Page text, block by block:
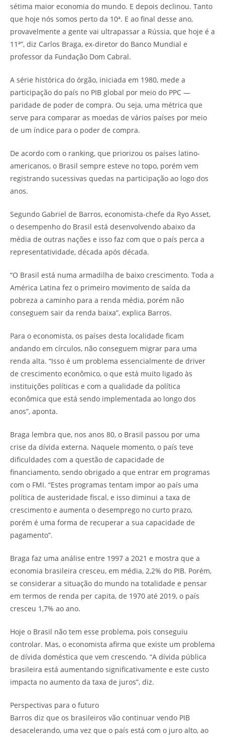
sétima maior economia do mundo. E depois declinou. Tanto
que hoje nós somos perto da 10ª. E ao final desse ano,
provavelmente a gente vai ultrapassar a Rússia, que hoje é a
11ª”, diz Carlos Braga, ex-diretor do Banco Mundial e
professor da Fundação Dom Cabral.
A série histórica do órgão, iniciada em 1980, mede a
participação do país no PIB global por meio do PPC —
paridade de poder de compra. Ou seja, uma métrica que
serve para comparar as moedas de vários países por meio
de um índice para o poder de compra.
De acordo com o ranking, que priorizou os países latino-
americanos, o Brasil sempre esteve no topo, porém vem
registrando sucessivas quedas na participação ao logo dos
anos.
Segundo Gabriel de Barros, economista-chefe da Ryo Asset,
o desempenho do Brasil está desenvolvendo abaixo da
média de outras nações e isso faz com que o país perca a
representatividade, década após década.
“O Brasil está numa armadilha de baixo crescimento. Toda a
América Latina fez o primeiro movimento de saída da
pobreza a caminho para a renda média, porém não
conseguem sair da renda baixa”, explica Barros.
Para o economista, os países desta localidade ficam
andando em círculos, não conseguem migrar para uma
renda alta. “Isso é um problema essencialmente de driver
de crescimento econômico, o que está muito ligado às
instituições políticas e com a qualidade da política
econômica que está sendo implementada ao longo dos
anos”, aponta.
Braga lembra que, nos anos 80, o Brasil passou por uma
crise da dívida externa. Naquele momento, o país teve
dificuldades com a questão de capacidade de
financiamento, sendo obrigado a que entrar em programas
com o FMI. “Estes programas tentam impor ao país uma
política de austeridade fiscal, e isso diminui a taxa de
crescimento e aumenta o desemprego no curto prazo,
porém é uma forma de recuperar a sua capacidade de
pagamento”.
Braga faz uma análise entre 1997 a 2021 e mostra que a
economia brasileira cresceu, em média, 2,2% do PIB. Porém,
se considerar a situação do mundo na totalidade e pensar
em termos de renda per capita, de 1970 até 2019, o país
cresceu 1,7% ao ano.
Hoje o Brasil não tem esse problema, pois conseguiu
controlar. Mas, o economista afirma que existe um problema
de dívida doméstica que vem crescendo. “A dívida pública
brasileira está aumentando significativamente e este custo
impacta no aumento da taxa de juros”, diz.
Perspectivas para o futuro
Barros diz que os brasileiros vão continuar vendo PIB
desacelerando, uma vez que o país está com o juro alto, ao